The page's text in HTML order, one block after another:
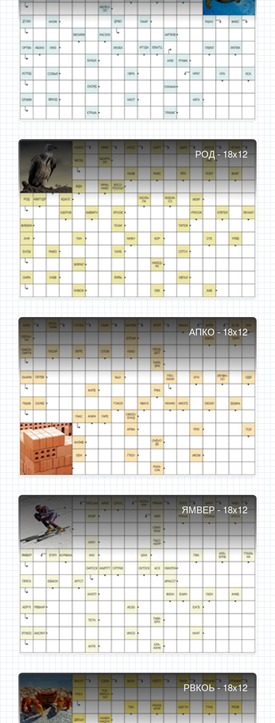
РОД - 18x12
АПКО - 18x12
ЯМВЕР - 18x12
РВКОЬ - 18x12